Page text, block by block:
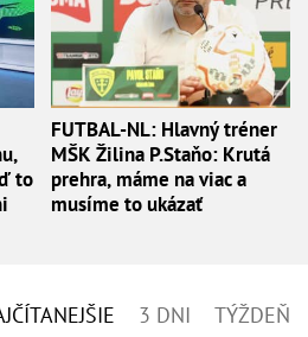
to
FUTBAL-NL: Hlavný tréner
MŠK Žilina P.Staňo: Krutá
prehra, máme na viac a
musíme to ukázať
3 DNI TÝŽDEŇ